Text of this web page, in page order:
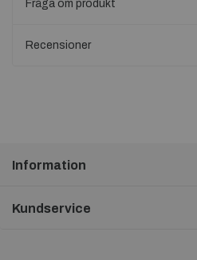
Fråga om produkt
Recensioner
Information
Kundservice